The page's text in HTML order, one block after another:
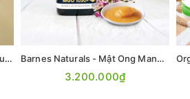
Aztec Organics - Bột Cacao Hữu Cơ 150g (Organic Cacao Powder) Barnes Naturals - Mật Ong Manuka MGO 1050+ 500gr
3.200.000₫